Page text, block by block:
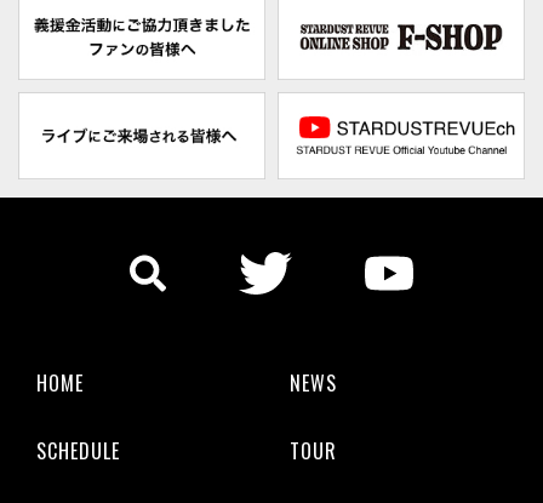
HOME NEWS
SCHEDULE TOUR